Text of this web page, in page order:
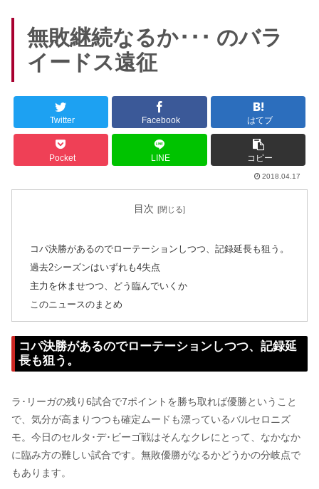
無敗継続なるか･･･ のバラ
イードス遠征
Twitter Facebook はてブ
Pocket LINE コピー
2018.04.17
目次
コパ決勝があるのでローテーションしつつ、記録延長も狙う。
過去2シーズンはいずれも4失点
主力を休ませつつ、どう臨んでいくか
このニュースのまとめ
コパ決勝があるのでローテーションしつつ、記録延
長も狙う。
ラ･リーガの残り6試合で7ポイントを勝ち取れば優勝ということ
で、気分が高まりつつも確定ムードも漂っているバルセロニズ
モ。今日のセルタ･デ･ビーゴ戦はそんなクレにとって、なかなか
に臨み方の難しい試合です。無敗優勝がなるかどうかの分岐点で
もあります。